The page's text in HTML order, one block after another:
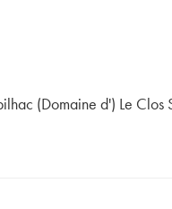
(Domaine d') Le Clos